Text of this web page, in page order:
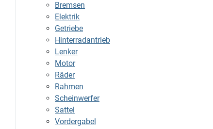
Bremsen
Elektrik
Getriebe
Hinterradantrieb
Lenker
Motor
Räder
Rahmen
Scheinwerfer
Sattel
Vordergabel